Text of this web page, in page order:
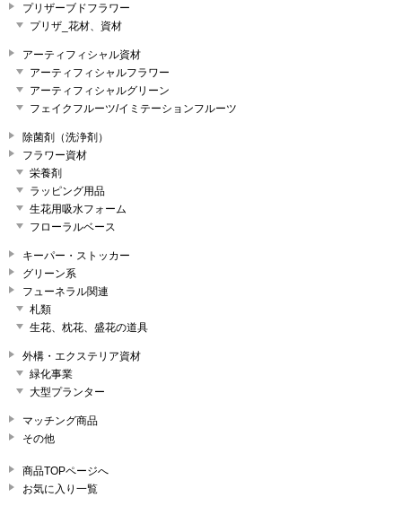
プリザーブドフラワー
プリザ_花材、資材
アーティフィシャル資材
アーティフィシャルフラワー
アーティフィシャルグリーン
フェイクフルーツ/イミテーションフルーツ
除菌剤（洗浄剤）
フラワー資材
栄養剤
ラッピング用品
生花用吸水フォーム
フローラルベース
キーパー・ストッカー
グリーン系
フューネラル関連
札類
生花、枕花、盛花の道具
外構・エクステリア資材
緑化事業
大型プランター
マッチング商品
その他
商品TOPページへ
お気に入り一覧